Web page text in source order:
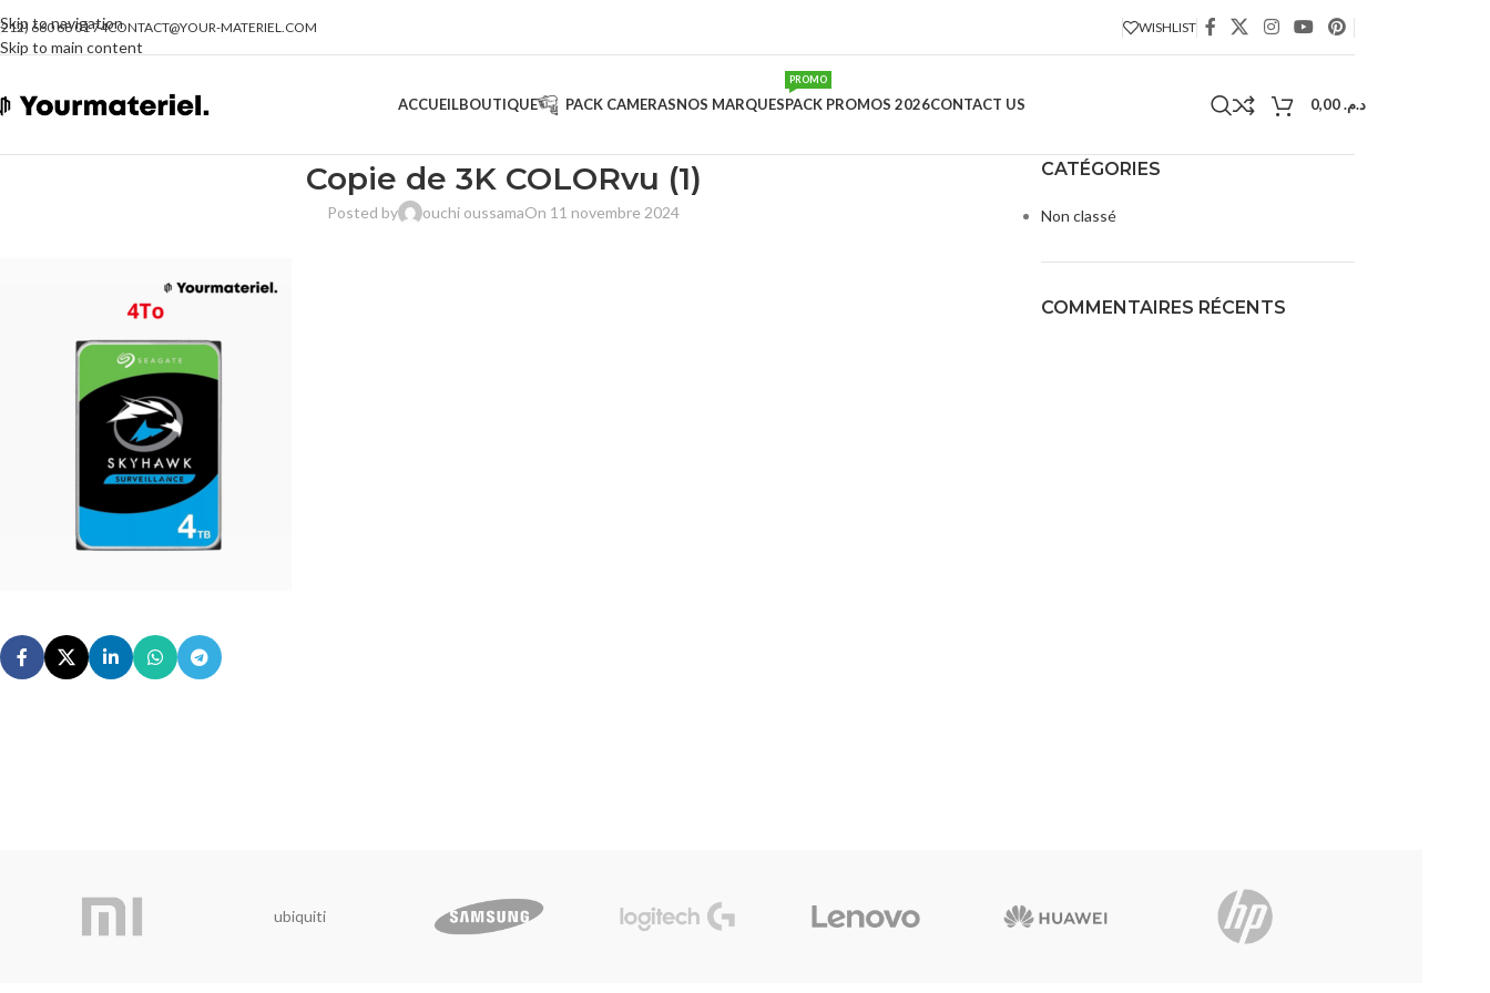
Skip to navigation
Skip to main content
660 68 01 74CONTACT@YOUR-MATERIEL.COM WISHLIST
ACCUEILBOUTIQUE PACK CAMERASNOS MARQUESPACK PROMOS 2026
PROMO
CONTACT US د.م.
Copie de 3K COLORvu (1)
Posted by ouchi oussamaOn 11 novembre 2024
CATÉGORIES
Non classé
COMMENTAIRES RÉCENTS
ubiquiti